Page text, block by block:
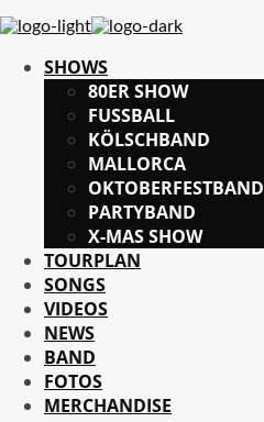
SHOWS
80ER SHOW
FUSSBALL
KÖLSCHBAND
MALLORCA
OKTOBERFESTBAND
PARTYBAND
X-MAS SHOW
TOURPLAN
SONGS
VIDEOS
NEWS
BAND
FOTOS
MERCHANDISE